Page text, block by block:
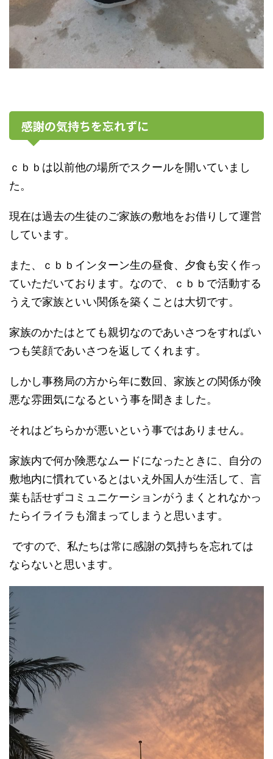
感謝の気持ちを忘れずに
ｃ ｂｂは以前他の場所でスクールを開いていまし
た。
現在は過去の生徒のご家族の敷地をお借りして運営
しています。
また、ｃｂｂインターン生の昼食、夕食も安く作っ
ていただいております。なので、ｃｂｂで活動する
うえで家族といい関係を築くことは大切です。
家族のかたはとても親切なのであいさつをすればい
つも笑顔であいさつを返してくれます。
しかし事務局の方から年に数回、家族との関係が険
悪な雰囲気になるという事を聞きました。
それはどちらかが悪いという事ではありません。
家族内で何か険悪なムードになったときに、自分の
敷地内に慣れているとはいえ外国人が生活して、言
葉も話せずコミュニケーションがうまくとれなかっ
たらイライラも溜まってしまうと思います。
ですので、私たちは常に感謝の気持ちを忘れては
ならないと思います。